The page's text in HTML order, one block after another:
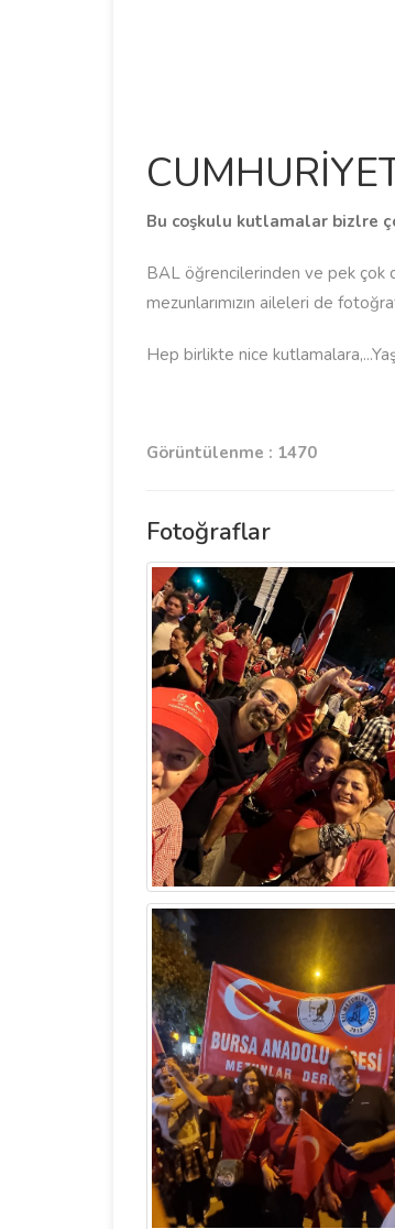
Bu coşkulu kutlamalar bizlre
BAL öğrencilerinden ve pek çok
mezunlarımızın aileleri de
Hep birlikte nice
Görüntülenme : 1470
Fotoğraflar